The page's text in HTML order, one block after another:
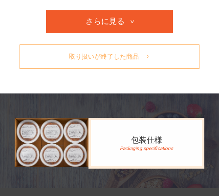
さらに見る
取り扱いが終了した商品
包装仕様
Packaging specifications